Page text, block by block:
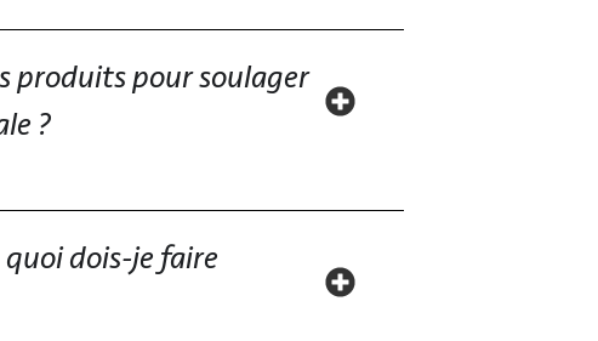
produits pour soulager
?
dois-je faire